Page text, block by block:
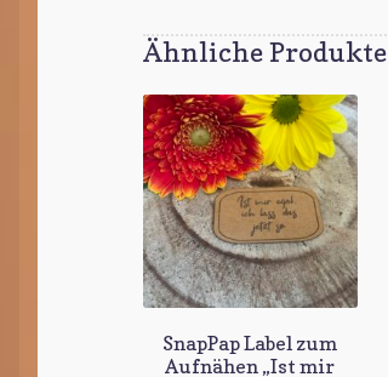
Ähnliche Produkte
SnapPap Label zum
Aufnähen „Ist mir